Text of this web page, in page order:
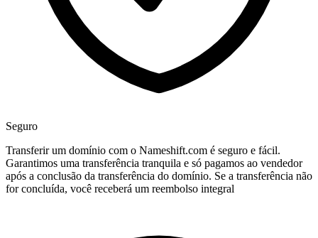
Seguro
Transferir um domínio com o Nameshift.com é seguro e fácil.
Garantimos uma transferência tranquila e só pagamos ao vendedor
após a conclusão da transferência do domínio. Se a transferência não
for concluída, você receberá um reembolso integral